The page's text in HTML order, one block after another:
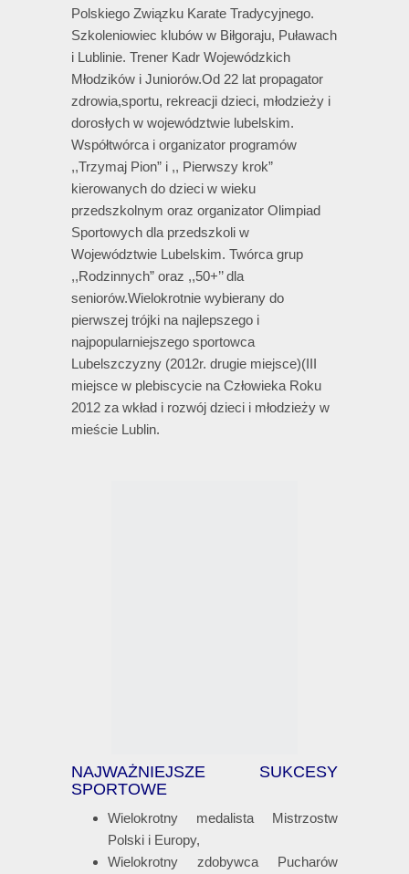
Polskiego Związku Karate Tradycyjnego.
Szkoleniowiec klubów w Biłgoraju, Puławach
i Lublinie. Trener Kadr Wojewódzkich
Młodzików i Juniorów.Od 22 lat propagator
zdrowia,sportu, rekreacji dzieci, młodzieży i
dorosłych w województwie lubelskim.
Współtwórca i organizator programów
,,Trzymaj Pion” i ,, Pierwszy krok”
kierowanych do dzieci w wieku
przedszkolnym oraz organizator Olimpiad
Sportowych dla przedszkoli w
Województwie Lubelskim. Twórca grup
,,Rodzinnych” oraz ,,50+’’ dla
seniorów.Wielokrotnie wybierany do
pierwszej trójki na najlepszego i
najpopularniejszego sportowca
Lubelszczyzny (2012r. drugie miejsce)(III
miejsce w plebiscycie na Człowieka Roku
2012 za wkład i rozwój dzieci i młodzieży w
mieście Lublin.
NAJWAŻNIEJSZE SUKCESY
SPORTOWE
Wielokrotny medalista Mistrzostw
Polski i Europy,
Wielokrotny zdobywca Pucharów